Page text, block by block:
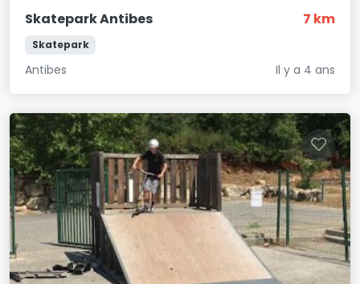
Skatepark Antibes 7 km
Skatepark
Antibes Il y a 4 ans